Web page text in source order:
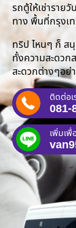
รถตู้ให้เช่าราย
ทาง พื้นที่กรุงเ
ทริป ไหนๆ ก็ สนุ
ทั้งความสะดวก
สะดวกต่างๆอย่
ติดต่อ
081-
เพิ่มเ